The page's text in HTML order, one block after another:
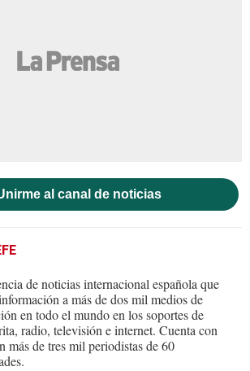
al canal de noticias
de noticias internacional española que
a más de dos mil medios de
en todo el mundo en los soportes de
radio, televisión e internet. Cuenta con
más de tres mil periodistas de 60